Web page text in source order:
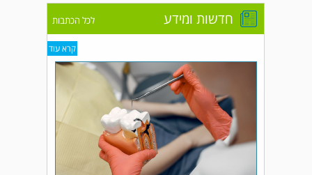
חדשות ומידע
לכל הכתבות
קרא עוד